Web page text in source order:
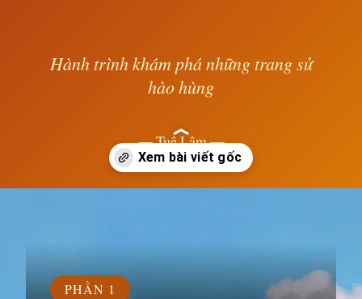
Hành trình khám phá những trang sử
hào hùng
— Tuệ Lâm —
PHẦN 1